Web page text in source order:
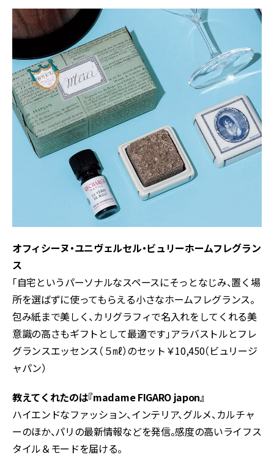
オフィシーヌ・ユニヴェルセル・ビュリーホームフレグラン
ス
「自宅というパーソナルなスペースにそっとなじみ、置く場
所を選ばずに使ってもらえる小さなホームフレグランス。
包み紙まで美しく、カリグラフィで名入れをしてくれる美
意識の高さもギフトとして最適です」アラバストルとフレ
グランスエッセンス（５㎖）のセット￥10,450（ビュリージ
ャパン）
教えてくれたのは『madame FIGARO japon』
ハイエンドなファッション、インテリア、グルメ、カルチャ
ーのほか、パリの最新情報などを発信。感度の高いライフス
タイル＆モードを届ける。